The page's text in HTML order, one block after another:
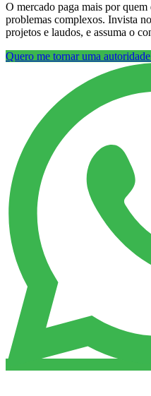
O mercado paga mais por quem
problemas complexos. Invista
projetos e laudos, e assuma o
Quero me tornar uma